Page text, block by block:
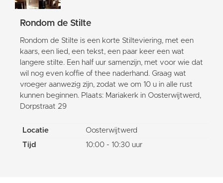
Rondom de Stilte
Rondom de Stilte is een korte Stilteviering, met een
kaars, een lied, een tekst, een paar keer een wat
langere stilte. Een half uur samenzijn, met voor wie dat
wil nog even koffie of thee naderhand. Graag wat
vroeger aanwezig zijn, zodat we om 10 u in alle rust
kunnen beginnen. Plaats: Mariakerk in Oosterwijtwerd,
Dorpstraat 29
Locatie
Oosterwijtwerd
Tijd
10:00 - 10:30 uur